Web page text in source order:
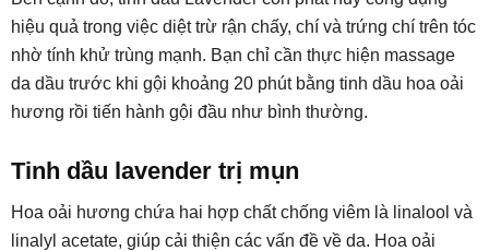
hiệu quả trong việc diệt trừ rận chấy, chí và trứng chí trên tóc
nhờ tính khử trùng mạnh. Bạn chỉ cần thực hiện massage
da dầu trước khi gội khoảng 20 phút bằng tinh dầu hoa oải
hương rồi tiến hành gội đầu như bình thường.
Tinh dầu lavender trị mụn
Hoa oải hương chứa hai hợp chất chống viêm là linalool và
linalyl acetate, giúp cải thiện các vấn đề về da. Hoa oải